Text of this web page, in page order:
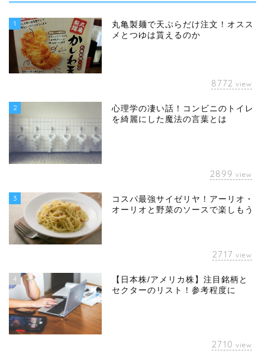
1
丸亀製麺で天ぷらだけ注文！オスス
メとつゆは貰えるのか
8772 view
2
心理学の凄い話！コンビニのトイレ
を綺麗にした魔法の言葉とは
2899 view
3
コスパ最強サイゼリヤ！アーリオ・
オーリオと野菜のソースで楽しもう
2717 view
4
【日本株/アメリカ株】注目銘柄と
セクターのリスト！参考程度に
2710 view